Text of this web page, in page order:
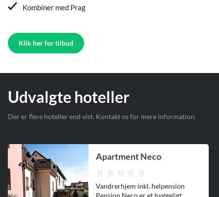
Kombiner med Prag
Klik her for tilbud
Udvalgte hoteller
Der er flere hoteller end vist. Kontakt os for mere information.
Apartment Neco
Vandrerhjem inkl. helpension
Pension Neco er et hyggeligt